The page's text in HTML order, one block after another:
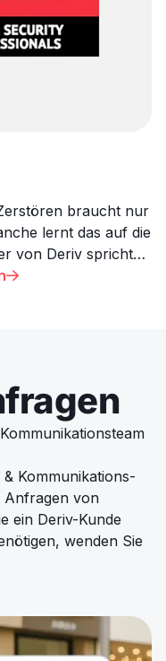
braucht nur
lernt das auf die
von Deriv spricht
die die meisten

Kommunikations-
Anfragen von
ein Deriv-Kunde
wenden Sie